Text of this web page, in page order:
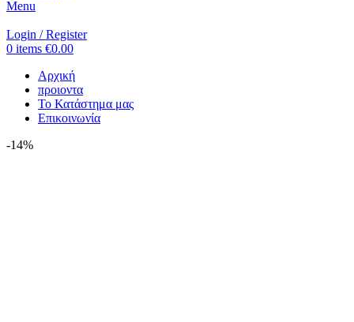
Menu
Login / Register
0 items €0.00
Αρχική
προιοντα
Το Κατάστημα μας
Επικοινωνία
-14%